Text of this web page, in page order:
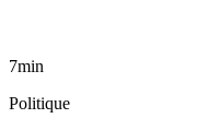
7min
Politique